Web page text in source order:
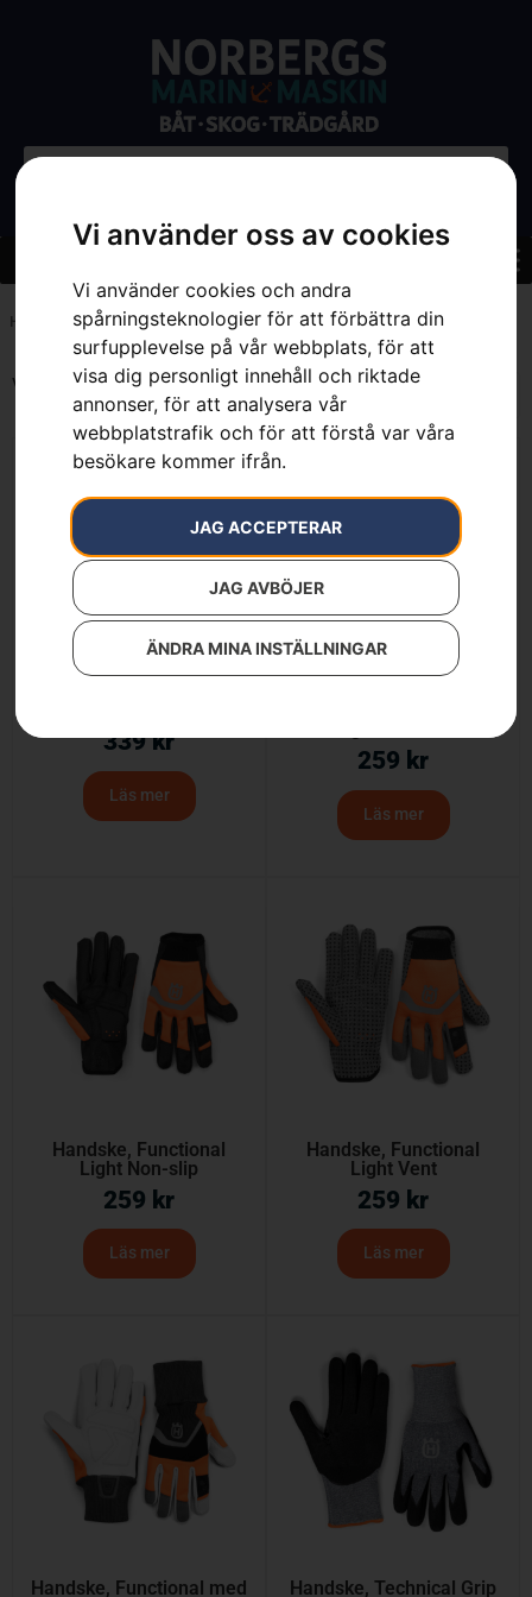
Vi använder oss av cookies
Vi använder cookies och andra
spårningsteknologier för att förbättra din
surfupplevelse på vår webbplats, för att
visa dig personligt innehåll och riktade
annonser, för att analysera vår
webbplatstrafik och för att förstå var våra
besökare kommer ifrån.
JAG ACCEPTERAR
JAG AVBÖJER
ÄNDRA MINA INSTÄLLNINGAR
Hem
Visar alla 6 resultat
339kr
Läs mer
259 kr
Läs mer
Handske, Functional
Light Non-slip
259 kr
Läs mer
Handske, Functional
Light Vent
259 kr
Läs mer
Handske, Functional med
Handske, Technical Grip